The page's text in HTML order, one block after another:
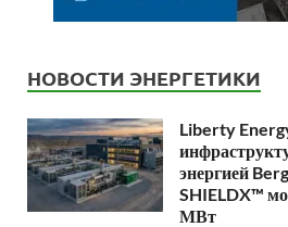
НОВОСТИ ЭНЕРГЕТИКИ
Liberty
энергией
SHIELDX™
МВт